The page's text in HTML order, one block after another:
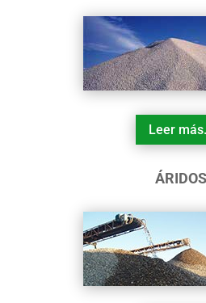
Leer
ÁRIDOS